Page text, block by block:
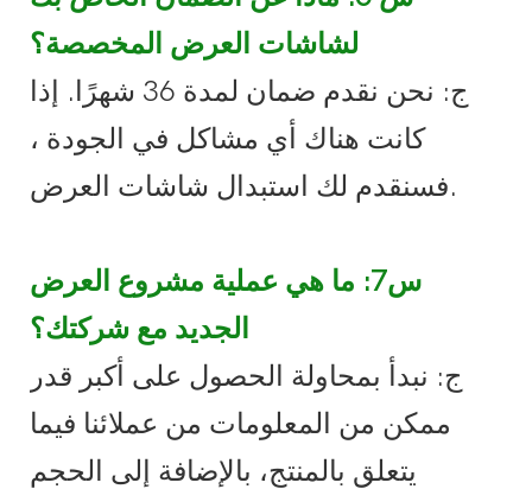
لشاشات العرض المخصصة؟
ج: نحن نقدم ضمان لمدة 36 شهرًا. إذا
كانت هناك أي مشاكل في الجودة ،
فسنقدم لك استبدال شاشات العرض.
س7: ما هي عملية مشروع العرض
الجديد مع شركتك؟
ج: نبدأ بمحاولة الحصول على أكبر قدر
ممكن من المعلومات من عملائنا فيما
يتعلق بالمنتج، بالإضافة إلى الحجم